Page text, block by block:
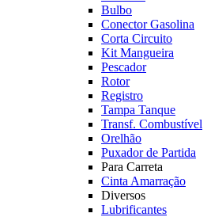
Bulbo
Conector Gasolina
Corta Circuito
Kit Mangueira
Pescador
Rotor
Registro
Tampa Tanque
Transf. Combustível
Orelhão
Puxador de Partida
Para Carreta
Cinta Amarração
Diversos
Lubrificantes